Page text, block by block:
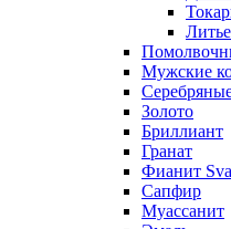
Мужские
Золото
Бриллиант
Гранат
Фианит
Сапфир
Муассанит